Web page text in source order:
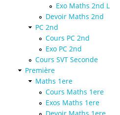
Exo Maths 2nd L
Devoir Maths 2nd
PC 2nd
Cours PC 2nd
Exo PC 2nd
Cours SVT Seconde
Première
Maths 1ere
Cours Maths 1ere
Exos Maths 1ere